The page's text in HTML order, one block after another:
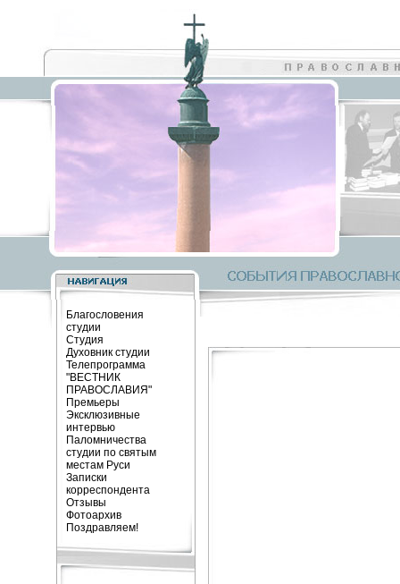
Благословения
студии
Студия
Духовник студии
Телепрограмма
"ВЕСТНИК
ПРАВОСЛАВИЯ"
Премьеры
Эксклюзивные
интервью
Паломничества
студии по святым
местам Руси
Записки
корреспондента
Отзывы
Фотоархив
Поздравляем!